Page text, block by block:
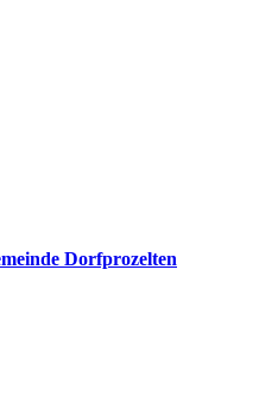
Dorfprozelten